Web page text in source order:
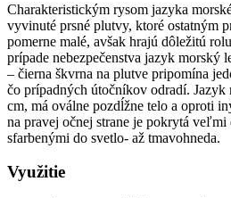
Charakteristickým rysom jazyka
vyvinuté prsné plutvy, ktoré ostatným
pomerne malé, avšak hrajú dôležitú
prípade nebezpečenstva jazyk morský
– čierna škvrna na plutve pripomína
čo prípadných útočníkov odradí.
cm, má oválne pozdĺžne telo a oproti
na pravej očnej strane je pokrytá
sfarbenými do svetlo- až tmavohneda.
Využitie